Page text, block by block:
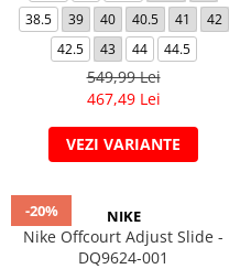
38.5
39 40 40.5 41
42
42.5
43 44 44.5
549,99 Lei
467,49 Lei
VEZI VARIANTE
-20% NIKE
Nike Offcourt Adjust Slide -
DQ9624-001